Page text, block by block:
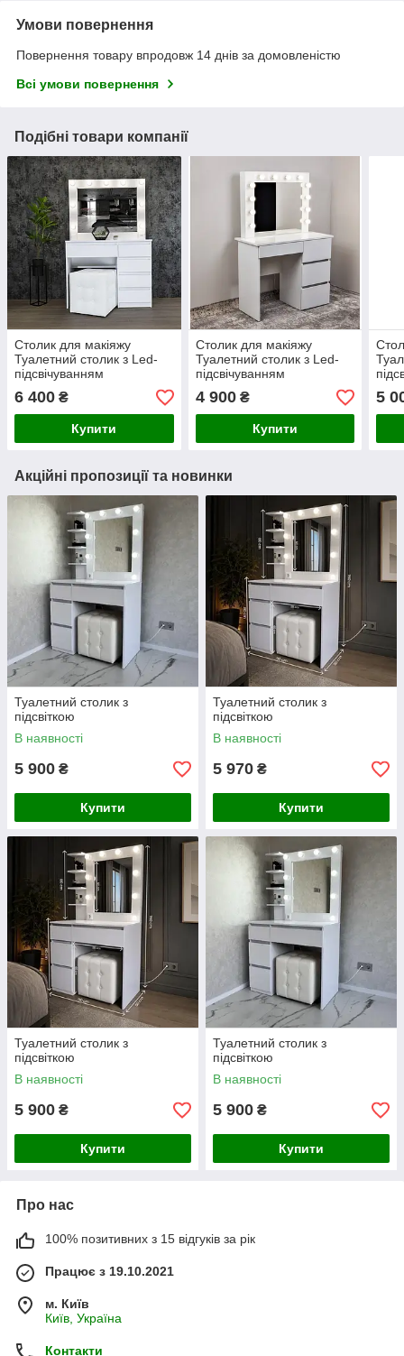
Умови повернення
Повернення товару впродовж 14 днів за домовленістю
Всі умови повернення
Подібні товари компанії
Столик для макіяжу
Туалетний столик з Led-
підсвічуванням
6 400 ₴
Купити
Столик для макіяжу
Туалетний столик з Led-
підсвічуванням
4 900₴
Купити
5
Акційні пропозиції та новинки
Туалетний столик з
підсвіткою
В наявності
5 900 ₴
Купити
Туалетний столик з
підсвіткою
В наявності
5 970 ₴
Купити
Туалетний столик з
підсвіткою
В наявності
5 900 ₴
Купити
Туалетний столик з
підсвіткою
В наявності
5 900 ₴
Купити
Про нас
100% позитивних з 15 відгуків за рік
Працює з 19.10.2021
м. Київ
Київ, Україна
Контакти